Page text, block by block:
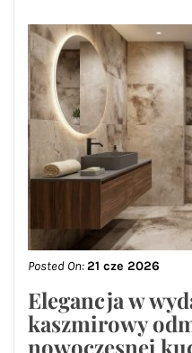
Posted On:21 cze 2026
Elegancja w
kaszmirowy
nowoczesnej